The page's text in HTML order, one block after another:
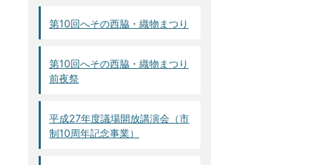
第10回へその西脇・織物まつり
第10回へその西脇・織物まつり
前夜祭
平成27年度議場開放講演会（市
制10周年記念事業）